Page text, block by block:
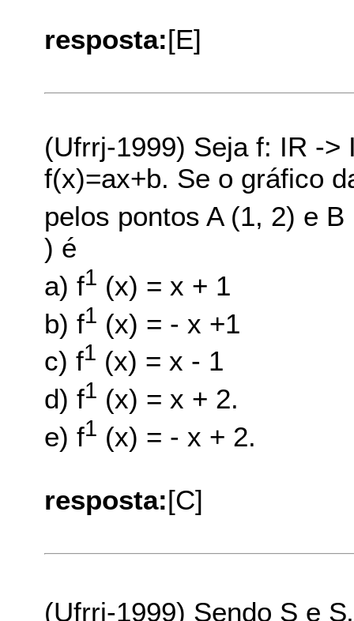
resposta:[E]
(Ufrrj-1999) Seja f: IR ->
f(x)=ax+b. Se o gráfico
pelos pontos A (1, 2) e
) é
a) f­1 (x) = x + 1
b) f­1 (x) = - x +1
c) f­1 (x) = x - 1
d) f­1 (x) = x + 2.
e) f­1 (x) = - x + 2.
resposta:[C]
(Ufrrj-1999) Sendo S e